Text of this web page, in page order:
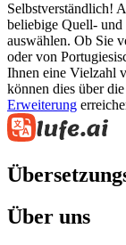
Selbstverständlich!
beliebige Quell- und
auswählen. Ob Sie
oder von
Ihnen eine Vielzahl
können dies über die
Erweiterung
Über uns